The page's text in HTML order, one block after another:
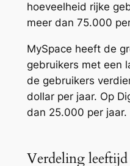
hoeveelheid rijke
meer dan 75.000
MySpace heeft de
gebruikers met een
de gebruikers
dollar per jaar. Op
dan 25.000 per jaar.
Verdeling